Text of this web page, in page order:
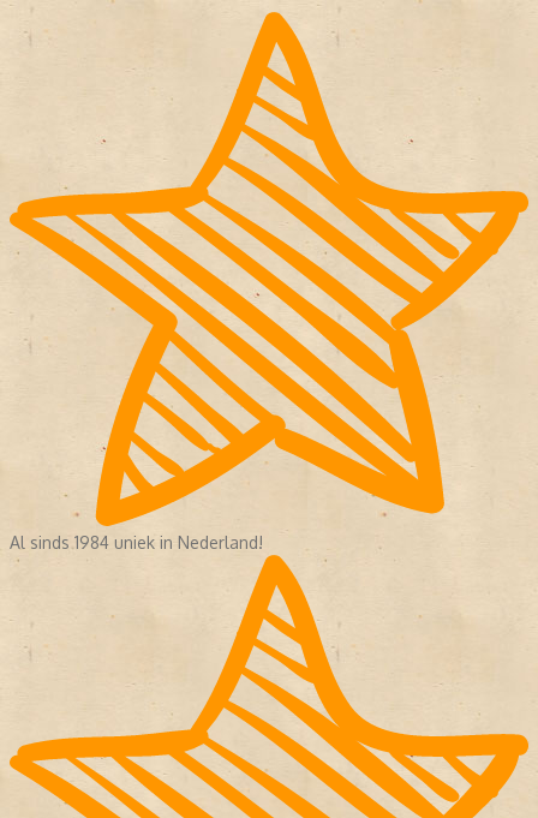
Al sinds 1984 uniek in Nederland!